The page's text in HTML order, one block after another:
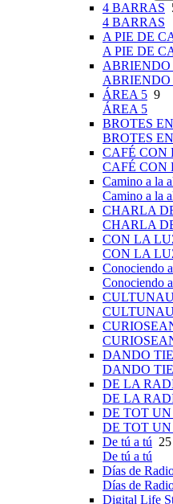
4 BARRAS
4 BARRAS
A PIE DE
A PIE DE
ÁREA 5 9
ÁREA 5
BROTES
BROTES
CAFÉ CON
CAFÉ CON
Camino a la
Camino a la
CHARLA
CHARLA
CON LA
CON LA
Conociendo
Conociendo
DANDO
DANDO
DE LA
DE LA
DE TOT UN
DE TOT UN
De tú a tú 25
De tú a tú
Días de
Días de
Digital Life